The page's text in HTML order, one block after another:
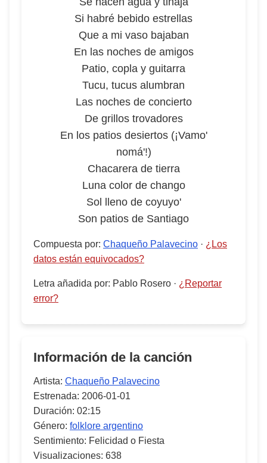
Si habré bebido estrellas
Que a mi vaso bajaban
En las noches de amigos
Patio, copla y guitarra
Tucu, tucus alumbran
Las noches de concierto
De grillos trovadores
En los patios desiertos (¡Vamo'
nomá'!)
Chacarera de tierra
Luna color de chango
Sol lleno de coyuyo'
Son patios de Santiago
Compuesta por: Chaqueño Palavecino · ¿Los
datos están equivocados?
Letra añadida por: Pablo Rosero · ¿Reportar
error?
Información de la canción
Artista: Chaqueño Palavecino
Estrenada: 2006-01-01
Duración: 02:15
Género: folklore argentino
Sentimiento: Felicidad o Fiesta
Visualizaciones: 638